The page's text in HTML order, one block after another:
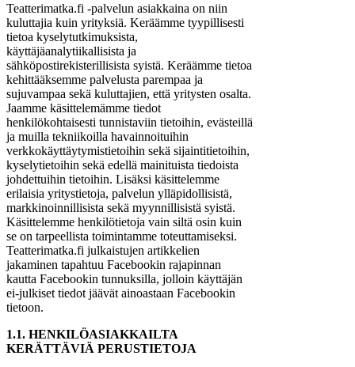
Teatterimatka.fi -palvelun asiakkaina on niin
kuluttajia kuin yrityksiä. Keräämme tyypillisesti
tietoa kyselytutkimuksista,
käyttäjäanalytiikallisista ja
sähköpostirekisterillisista syistä. Keräämme tietoa
kehittääksemme palvelusta parempaa ja
sujuvampaa sekä kuluttajien, että yritysten osalta.
Jaamme käsittelemämme tiedot
henkilökohtaisesti tunnistaviin tietoihin, evästeillä
ja muilla tekniikoilla havainnoituihin
verkkokäyttäytymistietoihin sekä sijaintitietoihin,
kyselytietoihin sekä edellä mainituista tiedoista
johdettuihin tietoihin. Lisäksi käsittelemme
erilaisia yritystietoja, palvelun ylläpidollisistä,
markkinoinnillisista sekä myynnillisistä syistä.
Käsittelemme henkilötietoja vain siltä osin kuin
se on tarpeellista toimintamme toteuttamiseksi.
Teatterimatka.fi julkaistujen artikkelien
jakaminen tapahtuu Facebookin rajapinnan
kautta Facebookin tunnuksilla, jolloin käyttäjän
ei-julkiset tiedot jäävät ainoastaan Facebookin
tietoon.
1.1. HENKILÖASIAKKAILTA
KERÄTTÄVIÄ PERUSTIETOJA